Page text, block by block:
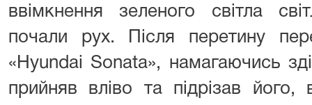
ввімкнення зеленого світла
почали рух. Після перетину
«Hyundai Sonata», намагаючись
прийняв вліво та підрізав